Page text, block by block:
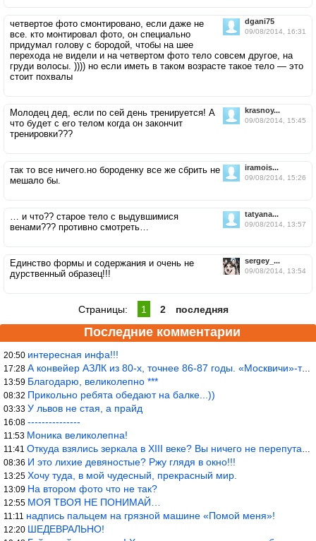
dgani75
09/08/2014, 16:31
четвертое фото смонтировано, если даже не
все. кто монтировал фото, он специально
придумал голову с бородой, чтобы на шее
перехода не видели и на четвертом фото тело совсем другое, на
груди волосы. )))) но если иметь в таком возрасте такое тело — это
стоит похвалы
krasnoy...
09/08/2014, 15:45
Молодец дед, если по сей день тренируется! А
что будет с его телом когда он закончит
тренировки???
iramois...
09/08/2014, 15:26
так то все ничего.но бороденку все же сбрить не
мешало бы.
tatyana...
09/08/2014, 13:57
… и что?? старое тело с выдувшимися
венами??? противно смотреть…
sergey_...
09/08/2014, 13:54
Единство формы и содержания и очень не
дурственный образец!!!
Страницы: 1 2 последняя
Последние комментарии
20:50 интересная инфа!!!
17:28 А конвейер АЗЛК из 80-х, точнее 86-87 годы. «Москвичи»-то из пер
13:59 Благодарю, великолепно ***
08:32 Прикольно ребята обедают на балке...))
03:33 У львов не стая, а прайд
16:08 ---------------
11:53 Моника великолепна!
11:41 Откуда взялись зеркала в XIII веке? Вы ничего не перепутали?
08:36 И это лихие девяностые? Ржу глядя в окно!!!
13:25 Хочу туда, в мой чудесный, прекрасный мир.
13:09 На втором фото что не так?
12:55 МОЯ ТВОЯ НЕ ПОНИМАЙ…
11:11 надпись пальцем на грязной машине «Помой меня»!
12:20 ШЕДЕВРАЛЬНО!